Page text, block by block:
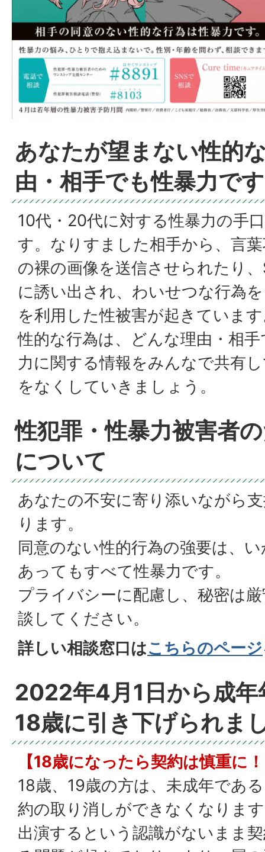
あなたが望まない性的
由・相手でも性暴力で
10代・20代に対する性暴力の手
す。なりすました相手から、言
の裸の画像を送信させられたり
に誘い出され、わいせつな行為
を利用した性被害が起きていま
性的な行為は、どんな理由・相
力に関する情報をみんなで共有
をなくしていきましょう。
性犯罪・性暴力被害者
について
あなたの不安に寄り添いながら
ります。
同意のない性的行為の強要は、
あってもすべて性暴力です。
プライバシーに配慮し、秘密は
談してください。
詳しい相談窓口はこちらのページ
2022年4月1日から成
18歳に引き下げられま
【18歳になったら契約は慎重に
18歳、19歳の方は、未成年であ
約の取り消しができなくなりま
出演するという認識がないまま